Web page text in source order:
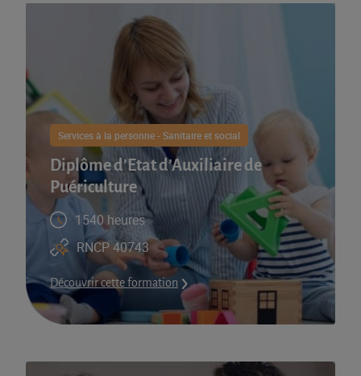
Services à la personne - Sanitaire et social
Diplôme d’Etat d’Auxiliaire de
Puériculture
1540 heures
RNCP 40743
Découvrir cette formation